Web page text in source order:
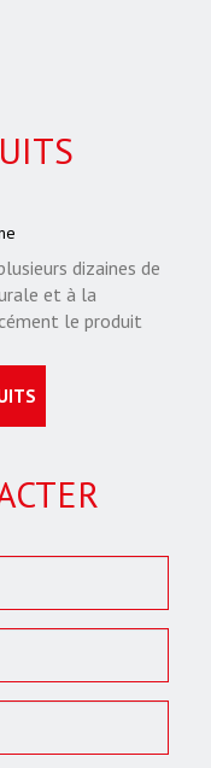
dizaines de
et à la
le produit